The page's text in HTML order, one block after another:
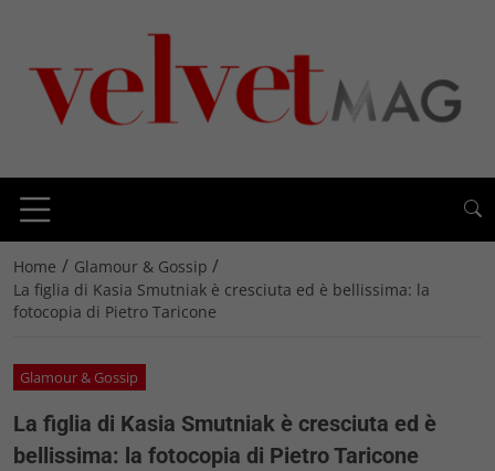
Home / Glamour & Gossip /
La figlia di Kasia Smutniak è cresciuta ed è bellissima: la
fotocopia di Pietro Taricone
Glamour & Gossip
La figlia di Kasia Smutniak è cresciuta ed è
bellissima: la fotocopia di Pietro Taricone